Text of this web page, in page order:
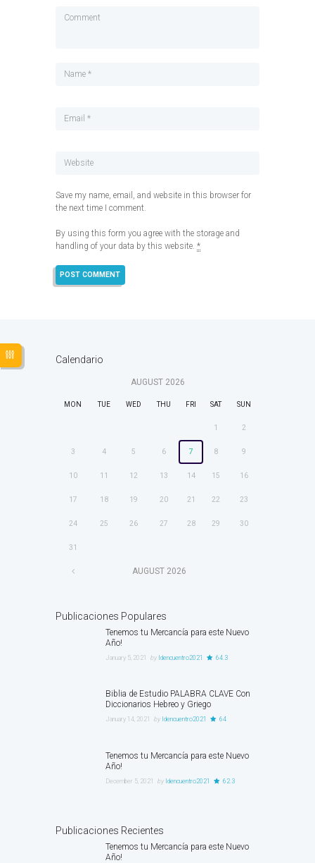
Save my name, email, and website in this browser for
the next time I comment.
By using this form you agree with the storage and
handling of your data by this website. *
Calendario
AUGUST 2026
MON TUE WED THU FRI SAT SUN
1 2
3 4 5 6 7 8 9
10 11 12 13 14 15 16
17 18 19 20 21 22 23
24 25 26 27 28 29 30
31
AUGUST 2026
Publicaciones Populares
Tenemos tu Mercancía para este Nuevo
Año!
January 5, 2021 by ldencuentro2021 64.3
Biblia de Estudio PALABRA CLAVE Con
Diccionarios Hebreo y Griego
January 14, 2021 by ldencuentro2021 64
Tenemos tu Mercancía para este Nuevo
Año!
December 5, 2021 by ldencuentro2021 62.3
Publicaciones Recientes
Tenemos tu Mercancía para este Nuevo
Año!